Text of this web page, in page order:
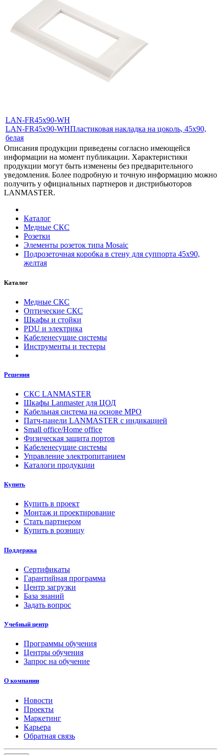
LAN-FR45x90-WH
LAN-FR45x90-WHПластиковая накладка на цоколь, 45x90,
белая
Описания продукции приведены согласно имеющейся
информации на момент публикации. Характеристики
продукции могут быть изменены без предварительного
уведомления. Более подробную и точную информацию можно
получить у официальных партнеров и дистрибьюторов
LANMASTER.
Каталог
Медные СКС
Розетки
Элементы розеток типа Mosaic
Подрозеточная коробка в стену для суппорта 45х90,
желтая
Каталог
Медные СКС
Оптические СКС
Шкафы и стойки
PDU и электрика
Кабеленесущие системы
Инструменты и тестеры
Решения
СКС LANMASTER
Шкафы Lanmaster для ЦОД
Кабельная система на основе MPO
Патч-панели LANMASTER с индикацией
Small office/Home office
Физическая защита портов
Кабеленесущие системы
Управление электропитанием
Каталоги продукции
Купить
Купить в проект
Монтаж и проектирование
Стать партнером
Купить в розницу
Поддержка
Сертификаты
Гарантийная программа
Центр загрузки
База знаний
Задать вопрос
Учебный центр
Программы обучения
Центры обучения
Запрос на обучение
О компании
Новости
Проекты
Маркетинг
Карьера
Обратная связь